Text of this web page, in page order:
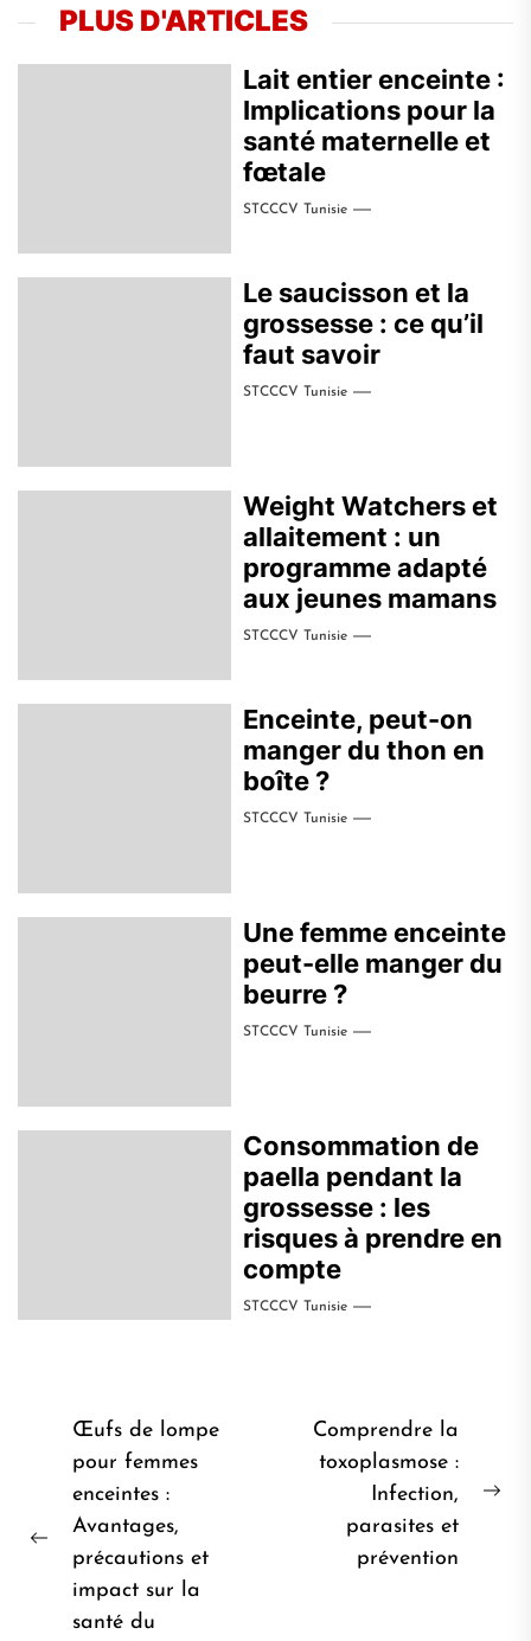
PLUS D'ARTICLES
Lait entier enceinte :
Implications pour la
santé maternelle et
fœtale
STCCCV Tunisie
Le saucisson et la
grossesse : ce qu’il
faut savoir
STCCCV Tunisie
Weight Watchers et
allaitement : un
programme adapté
aux jeunes mamans
STCCCV Tunisie
Enceinte, peut-on
manger du thon en
boîte ?
STCCCV Tunisie
Une femme enceinte
peut-elle manger du
beurre ?
STCCCV Tunisie
Consommation de
paella pendant la
grossesse : les
risques à prendre en
compte
STCCCV Tunisie
Navigation
l’article
précédent:
Œufs de lompe
pour femmes
enceintes :
Avantages,
précautions et
impact sur la
santé du
Comprendre la
toxoplasmose :
Infection,
parasites et
prévention